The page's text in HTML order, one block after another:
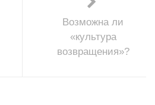
Возможна ли
«культура
возвращения»?